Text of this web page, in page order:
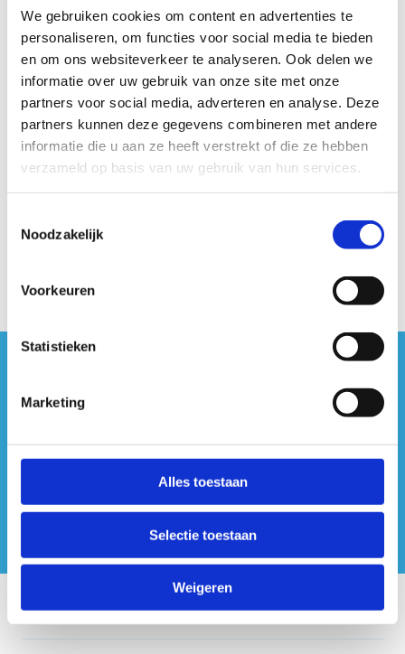
We gebruiken cookies om content en advertenties te
personaliseren, om functies voor social media te bieden
en om ons websiteverkeer te analyseren. Ook delen we
informatie over uw gebruik van onze site met onze
partners voor social media, adverteren en analyse. Deze
partners kunnen deze gegevens combineren met andere
informatie die u aan ze heeft verstrekt of die ze hebben
verzameld op basis van uw gebruik van hun services.
Noodzakelijk
Voorkeuren
Statistieken
Marketing
Alles toestaan
Selectie toestaan
Weigeren
#sportersbelevenmeer
Onze centra